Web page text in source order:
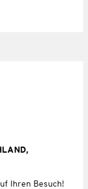
Ihren Besuch!